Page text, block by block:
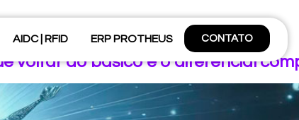
AIDC | RFID ERP PROTHEUS CONTATO
voltar ao básico é o diferencial